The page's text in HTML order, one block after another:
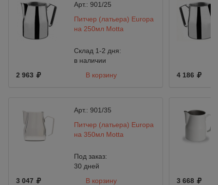
Арт.:901/25
Питчер (латьера) Europa
на 250мл Motta
Склад 1-2 дня:
в наличии
2 963
В корзину
Арт.:901/35
Питчер (латьера) Europa
на 350мл Motta
Под заказ:
30 дней
3 047
В корзину
4 186
3 668